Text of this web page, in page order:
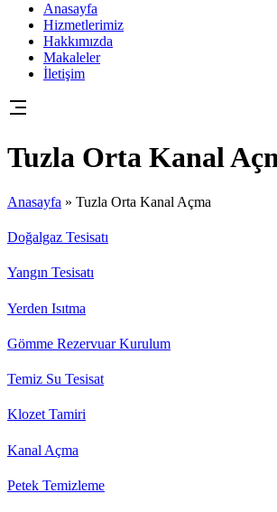
Anasayfa
Hizmetlerimiz
Hakkımızda
Makaleler
İletişim
Tuzla Orta Kanal
Anasayfa » Tuzla Orta Kanal Açma
Doğalgaz Tesisatı
Yangın Tesisatı
Yerden Isıtma
Gömme Rezervuar Kurulum
Temiz Su Tesisat
Klozet Tamiri
Kanal Açma
Petek Temizleme